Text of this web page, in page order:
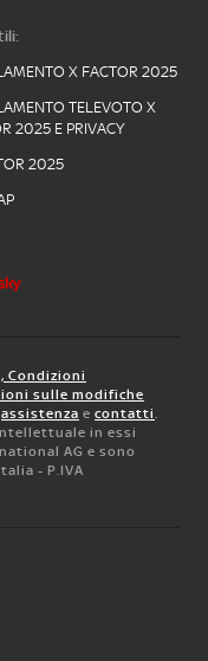
X FACTOR 2025
TELEVOTO X
2025 E PRIVACY
2025
Condizioni
sulle modifiche
assistenza e contatti.
in essi
AG e sono
- P.IVA